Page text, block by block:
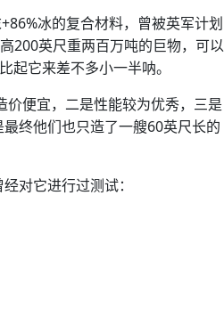
冰的复合材料，曾被英军计划
200英尺重两百万吨的巨物，可以
它来差不多小一半呐。
便宜，二是性能较为优秀，三是
终他们也只造了一艘60英尺长的
对它进行过测试：